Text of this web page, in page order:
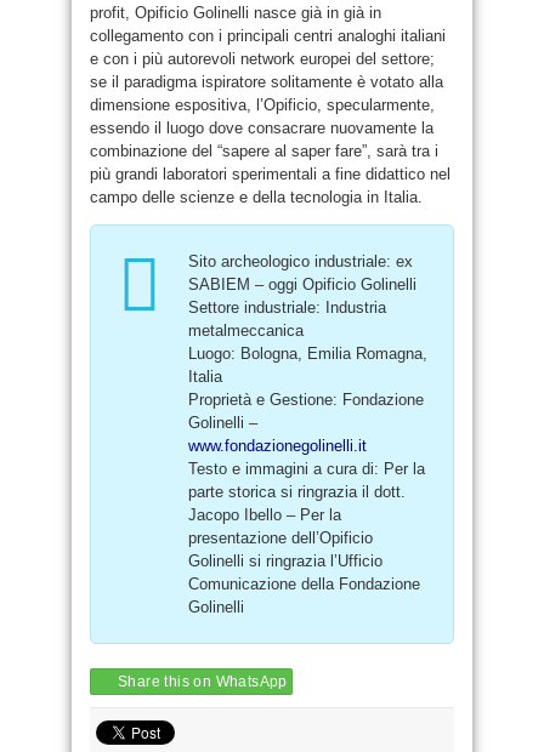
profit, Opificio Golinelli nasce già in già in
collegamento con i principali centri analoghi italiani
e con i più autorevoli network europei del settore;
se il paradigma ispiratore solitamente è votato alla
dimensione espositiva, l’Opificio, specularmente,
essendo il luogo dove consacrare nuovamente la
combinazione del “sapere al saper fare”, sarà tra i
più grandi laboratori sperimentali a fine didattico nel
campo delle scienze e della tecnologia in Italia.
Sito archeologico industriale: ex
SABIEM – oggi Opificio Golinelli
Settore industriale: Industria
metalmeccanica
Luogo: Bologna, Emilia Romagna,
Italia
Proprietà e Gestione: Fondazione
Golinelli –
www.fondazionegolinelli.it
Testo e immagini a cura di: Per la
parte storica si ringrazia il dott.
Jacopo Ibello – Per la
presentazione dell’Opificio
Golinelli si ringrazia l’Ufficio
Comunicazione della Fondazione
Golinelli
Share this on WhatsApp